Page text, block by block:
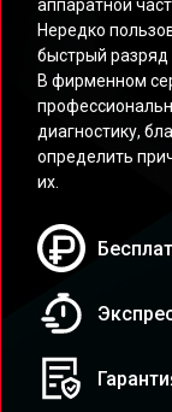
аппаратной
Нередко
быстрый разряд
В фирменном
диагностику,
определить
их.